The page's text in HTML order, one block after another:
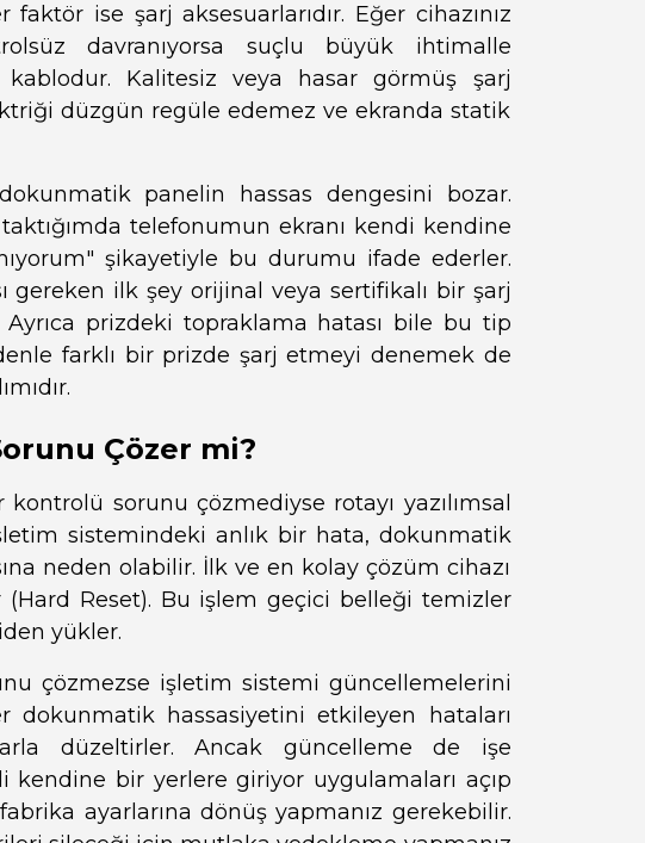
ise şarj aksesuarlarıdır. Eğer cihazınız
davranıyorsa suçlu büyük ihtimalle
kablodur. Kalitesiz veya hasar görmüş şarj
düzgün regüle edemez ve ekranda statik
panelin hassas dengesini bozar.
telefonumun ekranı kendi kendine
şikayetiyle bu durumu ifade ederler.
gereken ilk şey orijinal veya sertifikalı bir şarj
prizdeki topraklama hatası bile bu tip
farklı bir prizde şarj etmeyi denemek de
Çözer mi?
sorunu çözmediyse rotayı yazılımsal
sistemindeki anlık bir hata, dokunmatik
neden olabilir. İlk ve en kolay çözüm cihazı
(Hard Reset). Bu işlem geçici belleği temizler
yükler.
çözmezse işletim sistemi güncellemelerini
dokunmatik hassasiyetini etkileyen hataları
düzeltirler. Ancak güncelleme de işe
kendine bir yerlere giriyor uygulamaları açıp
ayarlarına dönüş yapmanız gerekebilir.